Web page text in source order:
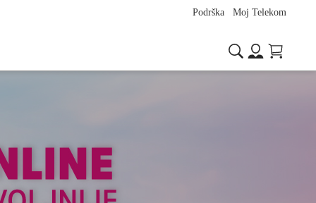
Podrška Moj Telekom